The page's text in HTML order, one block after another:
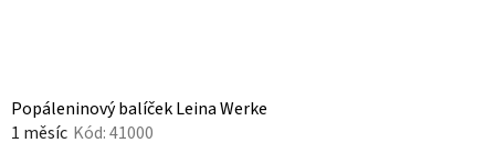
Popáleninový balíček Leina Werke
1 měsíc Kód:41000